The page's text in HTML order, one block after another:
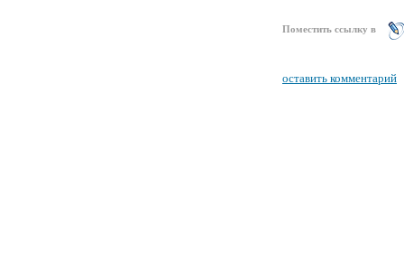
Поместить ссылку в
оставить комментарий